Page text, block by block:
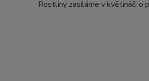
Rostliny zasíláme v květináči o